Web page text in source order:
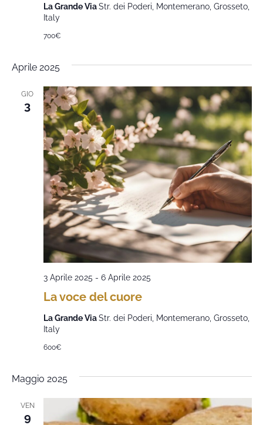
La Grande ViaStr. dei Poderi, Montemerano, Grosseto,
Italy
700€
Aprile 2025
GIO
3
La voce del cuore
3 Aprile 2025 - 6 Aprile 2025
La Grande ViaStr. dei Poderi, Montemerano, Grosseto,
Italy
600€
Maggio 2025
VEN
9